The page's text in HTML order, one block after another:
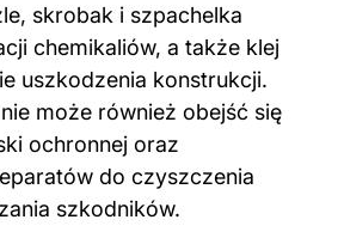
skrobak i szpachelka
chemikaliów, a także klej
uszkodzenia konstrukcji.
może również obejść się
ochronnej oraz
do czyszczenia
szkodników.